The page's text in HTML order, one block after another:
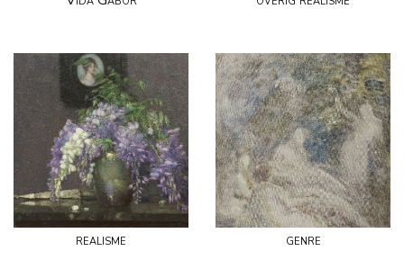
realisme genre